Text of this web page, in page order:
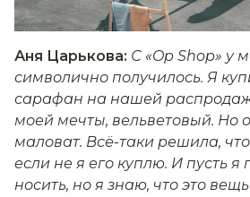
Аня Царькова: С «Op Shop» у
символично получилось. Я
сарафан на нашей
моей мечты, вельветовый. Но
маловат. Всё-таки решила,
если не я его куплю. И пусть я
носить, но я знаю, что это